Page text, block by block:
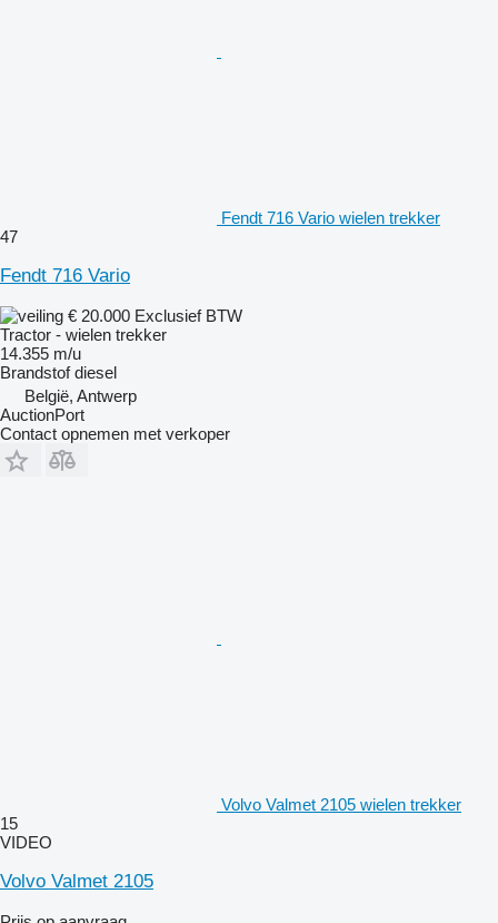
Fendt 716 Vario wielen trekker
47
Fendt 716 Vario
€ 20.000 Exclusief BTW
Tractor - wielen trekker
14.355 m/u
Brandstof diesel
België, Antwerp
AuctionPort
Contact opnemen met verkoper
Volvo Valmet 2105 wielen trekker
15
VIDEO
Volvo Valmet 2105